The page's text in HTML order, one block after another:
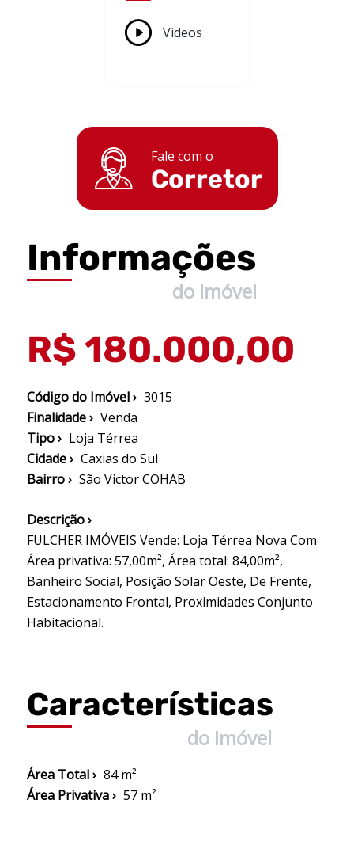
Videos
Fale com o
Corretor
Informações
do Imóvel
R$ 180.000,00
Código do Imóvel › 3015
Finalidade › Venda
Tipo › Loja Térrea
Cidade › Caxias do Sul
Bairro › São Victor COHAB
Descrição ›
FULCHER IMÓVEIS Vende: Loja Térrea Nova Com
Área privativa: 57,00m², Área total: 84,00m²,
Banheiro Social, Posição Solar Oeste, De Frente,
Estacionamento Frontal, Proximidades Conjunto
Habitacional.
Características
do Imóvel
Área Total › 84 m²
Área Privativa › 57 m²